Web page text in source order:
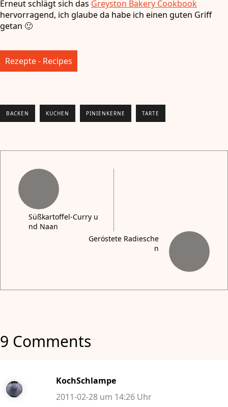
Erneut schlägt sich das Greyston Bakery Cookbook
hervorragend, ich glaube da habe ich einen guten Griff
getan 🙂
Rezepte - Recipes
BACKEN KUCHEN PINIENKERNE TARTE
Süßkartoffel-Curry u
nd Naan
Geröstete Radiesche
n
9 Comments
KochSchlampe
2011-02-28 um 14:26 Uhr